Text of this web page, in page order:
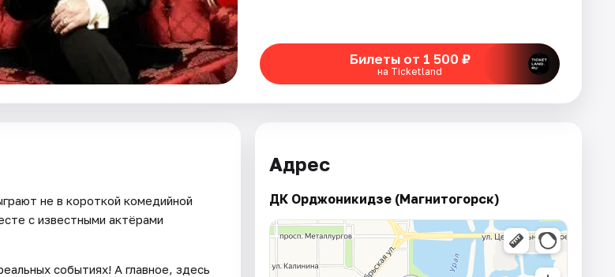
Билеты от 1 500 ₽
на Ticketland
не в короткой комедийной
с известными актёрами
событиях! А главное, здесь
Адрес
ДК Орджоникидзе (Магнитогорск)